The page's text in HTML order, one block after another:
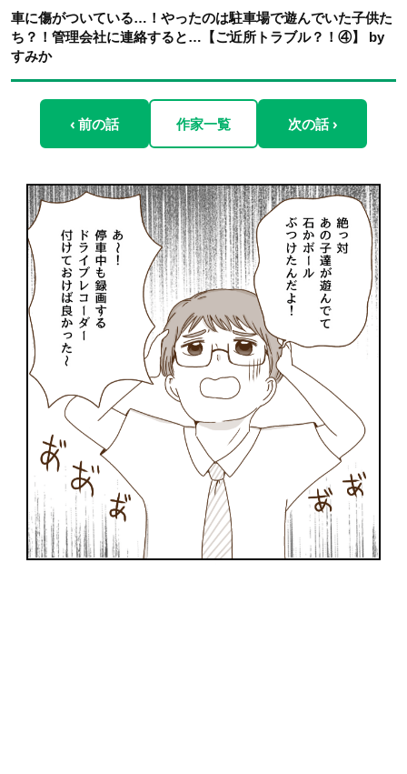
車に傷がついている…！やったのは駐車場で遊んでいた子供た
ち？！管理会社に連絡すると…【ご近所トラブル？！④】 by
すみか
‹ 前の話 作家一覧 次の話 ›